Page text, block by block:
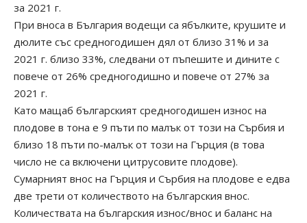
за 2021 г.
При вноса в България водещи са ябълките, крушите и
дюлите със средногодишен дял от близо 31% и за
2021 г. близо 33%, следвани от пъпешите и дините с
повече от 26% средногодишно и повече от 27% за
2021 г.
Като мащаб българският средногодишен износ на
плодове в тона е 9 пъти по малък от този на Сърбия и
близо 18 пъти по-малък от този на Гърция (в това
число не са включени цитрусовите плодове).
Сумарният внос на Гърция и Сърбия на плодове е едва
две трети от количеството на българския внос.
Количествата на българския износ/внос и баланс на